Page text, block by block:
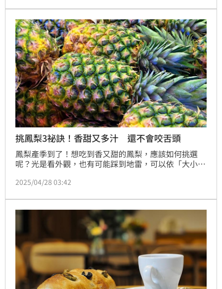
挑鳳梨3祕訣！香甜又多汁 還不會咬舌頭
鳳梨產季到了！想吃到香又甜的鳳梨，應該如何挑選
呢？光是看外觀，也有可能踩到地雷，可以依「大小、
現咬舌頭的狀況，台北農產運銷股份有限公司分享「不
面乾燥，避免與生水接觸，有助於避免咬舌現象。
2025/04/28 03:42